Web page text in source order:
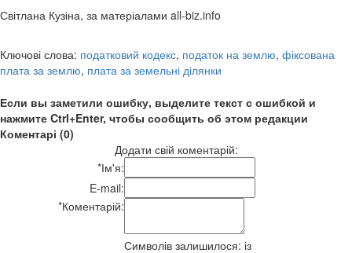
Світлана Кузіна, за матеріалами all-biz.info
Ключові слова: податковий кодекс, податок на землю, фіксована
плата за землю, плата за земельні ділянки
Если вы заметили ошибку, выделите текст с ошибкой и
нажмите Ctrl+Enter, чтобы сообщить об этом редакции
Коментарі (0)
Додати свій коментарій:
*Ім'я:
E-mail:
*Коментарій:
Символів залишилося: із